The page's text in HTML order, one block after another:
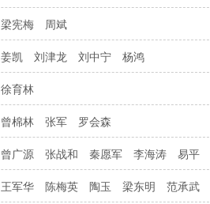
梁宪梅 周斌
姜凯 刘津龙 刘中宁 杨鸿
徐育林
曾棉林 张军 罗会森
曾广源 张战和 秦愿军 李海涛 易平
王军华 陈梅英 陶玉 梁东明 范承武